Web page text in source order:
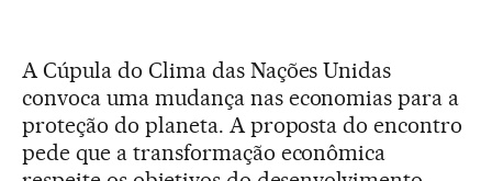
A Cúpula do Clima das Nações Unidas
convoca uma mudança nas economias para a
proteção do planeta. A proposta do encontro
pede que a transformação econômica